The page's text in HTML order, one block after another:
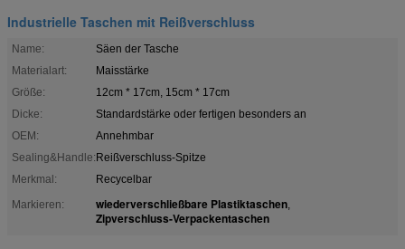
Industrielle Taschen mit Reißverschluss
Name:
Säen der Tasche
Materialart:
Maisstärke
Größe:
12cm * 17cm, 15cm * 17cm
Dicke:
Standardstärke oder fertigen besonders an
OEM:
Annehmbar
Sealing&Handle:Reißverschluss-Spitze
Merkmal:
Recycelbar
Markieren:
wiederverschließbare Plastiktaschen,
Zipverschluss-Verpackentaschen